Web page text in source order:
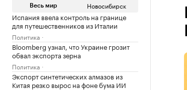
Весь мир Новосибирск
Испания ввела контроль на границе
для путешественников из Италии
Политика
Bloomberg узнал, что Украине грозит
обвал экспорта зерна
Политика
Экспорт синтетических алмазов из
Китая резко вырос на фоне бума ИИ